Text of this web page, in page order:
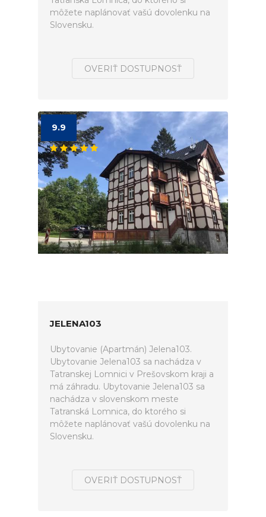
môžete naplánovať vašú dovolenku na
Slovensku.
OVERIŤ DOSTUPNOSŤ
9.9
JELENA103
Ubytovanie (Apartmán) Jelena103.
Ubytovanie Jelena103 sa nachádza v
Tatranskej Lomnici v Prešovskom kraji a
má záhradu. Ubytovanie Jelena103 sa
nachádza v slovenskom meste
Tatranská Lomnica, do ktorého si
môžete naplánovať vašú dovolenku na
Slovensku.
OVERIŤ DOSTUPNOSŤ